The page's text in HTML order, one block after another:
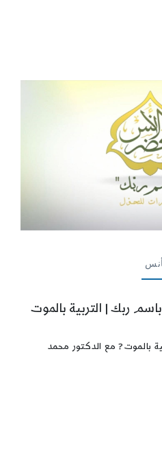
باسم ربك | التربية بالموت
بالموت? مع الدكتور محمد